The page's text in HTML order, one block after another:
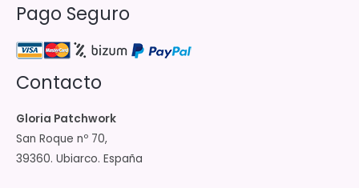
Pago Seguro
Contacto
Gloria Patchwork
San Roque nº 70,
39360. Ubiarco. España